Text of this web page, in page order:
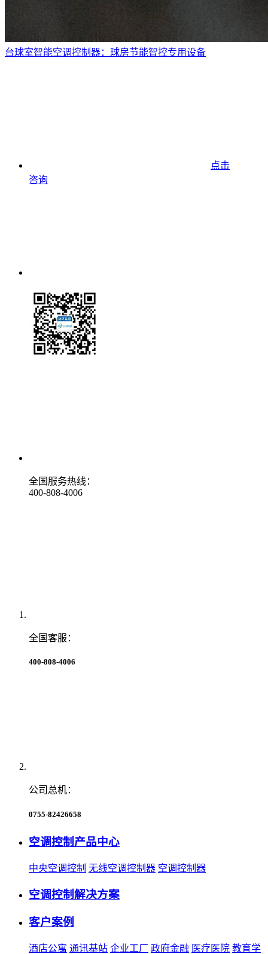
台球室智能空调控制器：球房节能智控专用设备
点击
咨询
全国服务热线：
400-808-4006
全国客服：
400-808-4006
公司总机：
0755-82426658
空调控制产品中心
中央空调控制 无线空调控制器 空调控制器
空调控制解决方案
客户案例
酒店公寓 通讯基站 企业工厂 政府金融 医疗医院 教育学